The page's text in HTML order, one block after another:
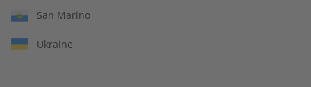
San Marino
Ukraine